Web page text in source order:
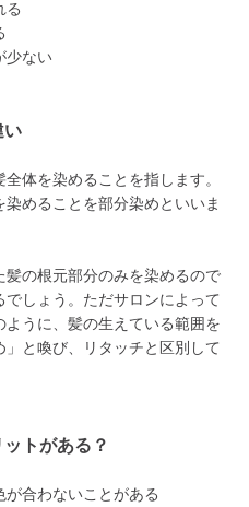
る
少ない
い
体を染めることを指します。
めることを部分染めといいま
髪の根元部分のみを染めるので
しょう。ただサロンによって
うに、髪の生えている範囲を
と喚び、リタッチと区別して
トがある？
が合わないことがある